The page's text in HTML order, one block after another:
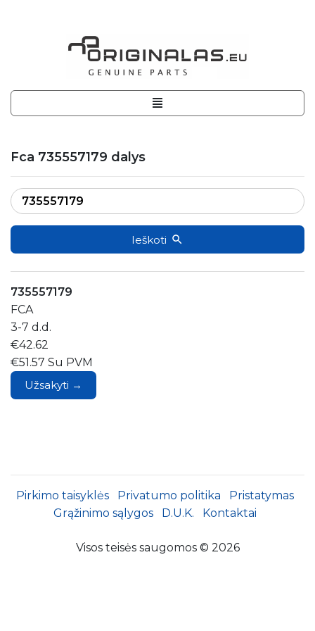
Fca 735557179 dalys
Ieškoti
735557179
FCA
3-7 d.d.
€42.62
€51.57 Su PVM
Užsakyti →
Pirkimo taisyklės Privatumo politika
Pristatymas
Grąžinimo sąlygos
D.U.K. Kontaktai
Visos teisės saugomos © 2026